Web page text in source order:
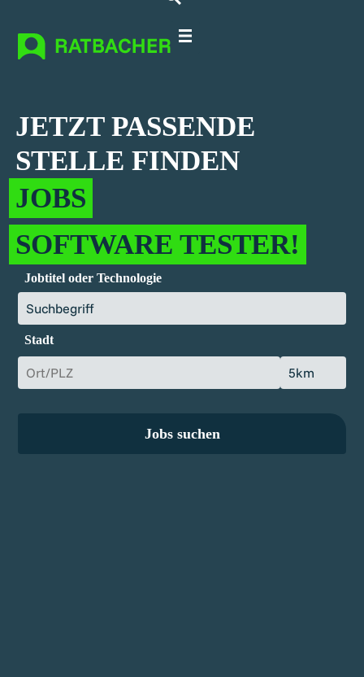
JETZT PASSENDE
STELLE FINDEN
JOBS
SOFTWARE TESTER!
Jobtitel oder Technologie
Stadt
Jobs suchen